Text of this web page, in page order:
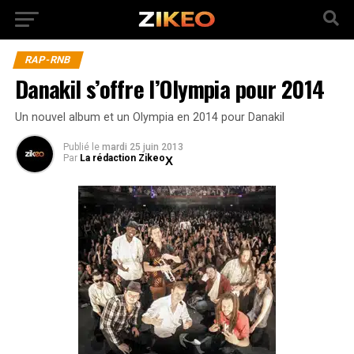
RAP-RNB
Danakil s’offre l’Olympia pour 2014
Un nouvel album et un Olympia en 2014 pour Danakil
Publié le mardi 25 juin 2013
Par La rédaction Zikeo